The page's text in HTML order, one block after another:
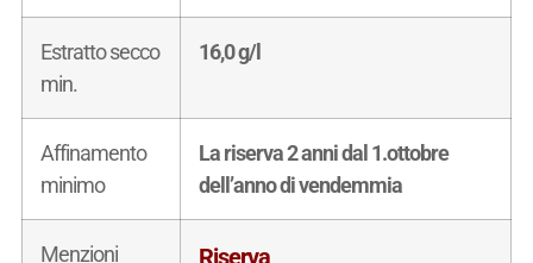
Estratto secco
min.
16,0 g/l
Affinamento
minimo
La riserva 2 anni dal 1.ottobre
dell’anno di vendemmia
Menzioni
Riserva